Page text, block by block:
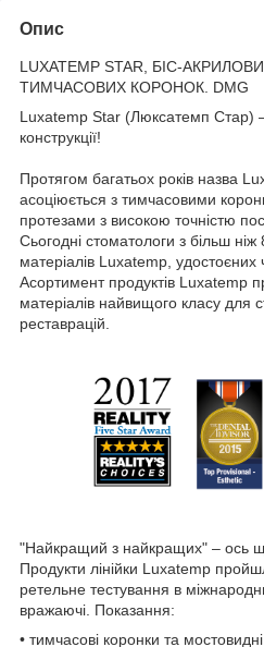
Опис
LUXATEMP STAR, БІС-
ТИМЧАСОВИХ КОРОНОК. DMG
Luxatemp Star (Люксатемп Стар) –
конструкції!
Протягом багатьох років назва
асоціюється з тимчасовими
протезами з високою точністю
Сьогодні стоматологи з більш ніж
матеріалів Luxatemp, удостоєних
Асортимент продуктів Luxatemp
матеріалів найвищого класу для
реставрацій.
"Найкращий з найкращих" – ось
Продукти лінійки Luxatemp
ретельне тестування в
вражаючі. Показання:
• тимчасові коронки та